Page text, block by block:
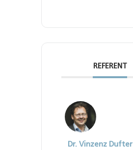
REFERENT
Dr. Vinzenz Dufter